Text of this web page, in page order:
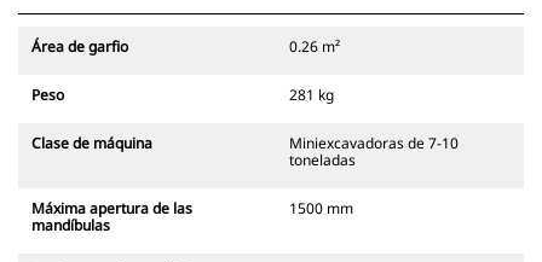
Área de garfio 0.26 m²
Peso 281 kg
Clase de máquina
Miniexcavadoras de 7-10
toneladas
Máxima apertura de las
mandíbulas
1500 mm